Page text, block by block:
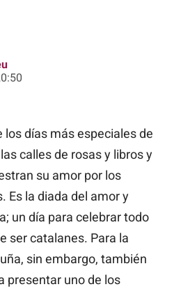
los días más especiales de
calles de rosas y libros y
su amor por los
Es la diada del amor y
un día para celebrar todo
ser catalanes. Para la
sin embargo, también
presentar uno de los